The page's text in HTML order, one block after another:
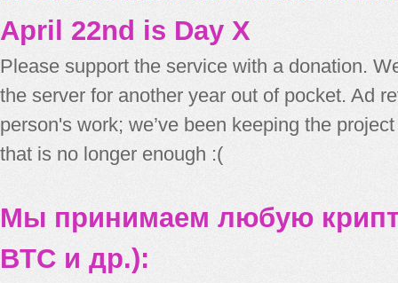
April 22nd is Day X
Please support the service with a donation.
the server for another year out of pocket. Ad
person's work; we’ve been keeping the
that is no longer enough :(
Мы принимаем любую
BTC и др.):